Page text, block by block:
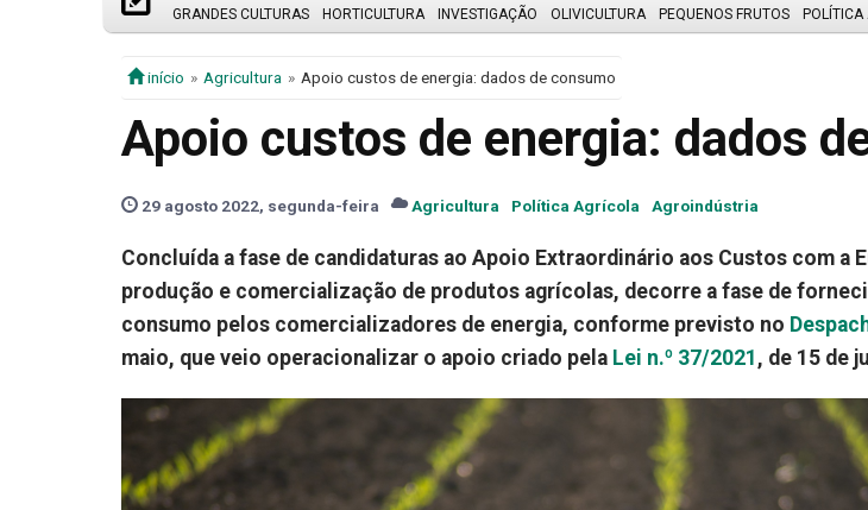
GRANDES CULTURAS
HORTICULTURA INVESTIGAÇÃO OLIVICULTURA PEQUENOS FRUTOS
início Agricultura Apoio custos de energia: dados de consumo
Apoio custos de energia: dados
29 agosto 2022, segunda-feira Agricultura Política Agrícola Agroindústria
Concluída a fase de candidaturas ao Apoio Extraordinário aos Custos com a
produção e comercialização de produtos agrícolas, decorre a fase de
consumo pelos comercializadores de energia, conforme previsto no
maio, que veio operacionalizar o apoio criado pela Lei n.º 37/2021 , de 15 de